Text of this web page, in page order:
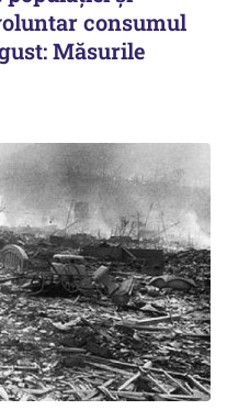
consumul
Măsurile